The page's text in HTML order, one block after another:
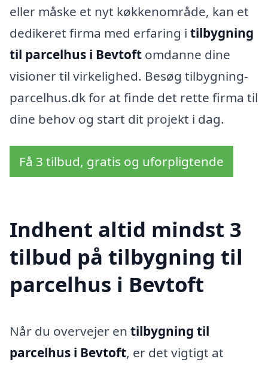
eller måske et nyt køkkenområde, kan et
dedikeret firma med erfaring i tilbygning
til parcelhus i Bevtoft omdanne dine
visioner til virkelighed. Besøg tilbygning-
parcelhus.dk for at finde det rette firma til
dine behov og start dit projekt i dag.
Få 3 tilbud, gratis og uforpligtende
Indhent altid mindst 3
tilbud på tilbygning til
parcelhus i Bevtoft
Når du overvejer en tilbygning til
parcelhus i Bevtoft, er det vigtigt at